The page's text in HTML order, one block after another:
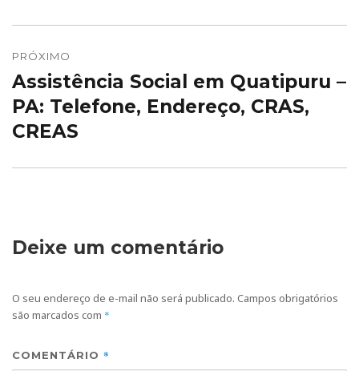
PRÓXIMO
Próximo
post:
Assistência Social em Quatipuru –
PA: Telefone, Endereço, CRAS,
CREAS
Deixe um comentário
O seu endereço de e-mail não será publicado. Campos obrigatórios
são marcados com *
COMENTÁRIO *